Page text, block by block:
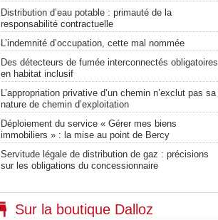
Distribution d’eau potable : primauté de la
responsabilité contractuelle
L’indemnité d’occupation, cette mal nommée
Des détecteurs de fumée interconnectés obligatoires
en habitat inclusif
L’appropriation privative d’un chemin n’exclut pas sa
nature de chemin d’exploitation
Déploiement du service « Gérer mes biens
immobiliers » : la mise au point de Bercy
Servitude légale de distribution de gaz : précisions
sur les obligations du concessionnaire
Sur la boutique Dalloz